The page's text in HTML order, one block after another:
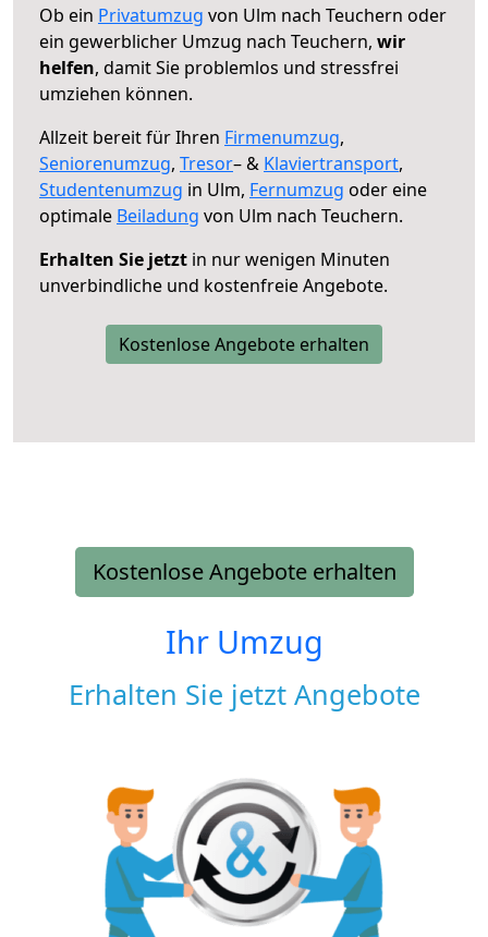
Ob ein Privatumzug von Ulm nach Teuchern oder
ein gewerblicher Umzug nach Teuchern, wir
helfen, damit Sie problemlos und stressfrei
umziehen können.
Allzeit bereit für Ihren Firmenumzug,
Seniorenumzug, Tresor– & Klaviertransport,
Studentenumzug in Ulm, Fernumzug oder eine
optimale Beiladung von Ulm nach Teuchern.
Erhalten Sie jetzt in nur wenigen Minuten
unverbindliche und kostenfreie Angebote.
Kostenlose Angebote erhalten
Kostenlose Angebote erhalten
Ihr Umzug
Erhalten Sie jetzt Angebote